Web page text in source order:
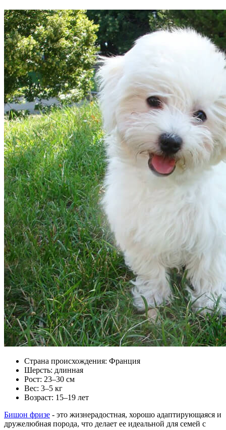
Страна происхождения: Франция
Шерсть: длинная
Рост: 23–30 см
Вес: 3–5 кг
Возраст: 15–19 лет
Бишон фризе - это жизнерадостная, хорошо адаптирующаяся и
дружелюбная порода, что делает ее идеальной для семей с